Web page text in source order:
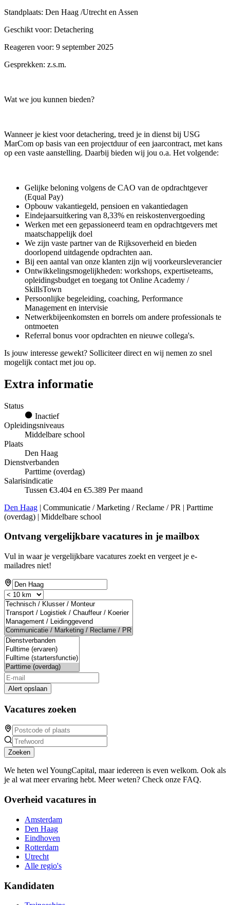
Standplaats: Den Haag /Utrecht en Assen
Geschikt voor: Detachering
Reageren voor: 9 september 2025
Gesprekken: z.s.m.
Wat we jou kunnen bieden?
Wanneer je kiest voor detachering, treed je in dienst bij USG
MarCom op basis van een projectduur of een jaarcontract, met kans
op een vaste aanstelling. Daarbij bieden wij jou o.a. Het volgende:
Gelijke beloning volgens de CAO van de opdrachtgever
(Equal Pay)
Opbouw vakantiegeld, pensioen en vakantiedagen
Eindejaarsuitkering van 8,33% en reiskostenvergoeding
Werken met een gepassioneerd team en opdrachtgevers met
maatschappelijk doel
We zijn vaste partner van de Rijksoverheid en bieden
doorlopend uitdagende opdrachten aan.
Bij een aantal van onze klanten zijn wij voorkeursleverancier
Ontwikkelingsmogelijkheden: workshops, expertiseteams,
opleidingsbudget en toegang tot Online Academy /
SkillsTown
Persoonlijke begeleiding, coaching, Performance
Management en intervisie
Netwerkbijeenkomsten en borrels om andere professionals te
ontmoeten
Referral bonus voor opdrachten en nieuwe collega's.
Is jouw interesse gewekt? Solliciteer direct en wij nemen zo snel
mogelijk contact met jou op.
Extra informatie
Status
Inactief
Opleidingsniveaus
Middelbare school
Plaats
Den Haag
Dienstverbanden
Parttime (overdag)
Salarisindicatie
Tussen €3.404 en €5.389 Per maand
Den Haag | Communicatie / Marketing / Reclame / PR | Parttime
(overdag) | Middelbare school
Ontvang vergelijkbare vacatures in je mailbox
Vul in waar je vergelijkbare vacatures zoekt en vergeet je e-
mailadres niet!
Alert opslaan
Vacatures zoeken
Zoeken
We heten wel YoungCapital, maar iedereen is even welkom. Ook als
je al wat meer ervaring hebt. Meer weten? Check onze FAQ.
Overheid vacatures in
Amsterdam
Den Haag
Eindhoven
Rotterdam
Utrecht
Alle regio's
Kandidaten